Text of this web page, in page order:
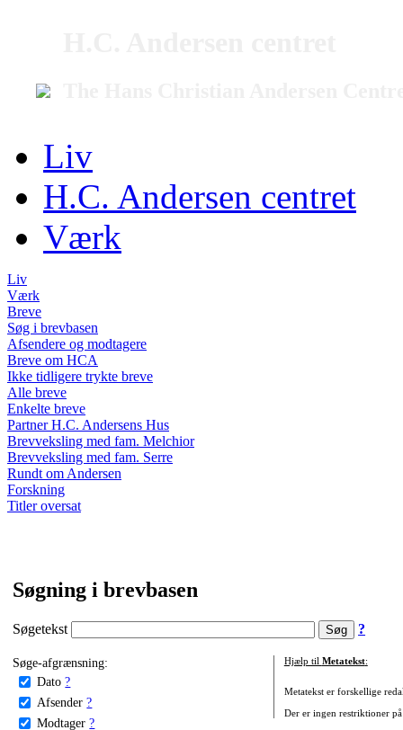
Liv
H.C. Andersen centret
Værk
Liv
Værk
Breve
Søg i brevbasen
Afsendere og modtagere
Breve om HCA
Ikke tidligere trykte breve
Alle breve
Enkelte breve
Partner H.C. Andersens Hus
Brevveksling med fam. Melchior
Brevveksling med fam. Serre
Rundt om Andersen
Forskning
Titler oversat
Søgning i brevbasen
Søgetekst ?
Søge-afgrænsning:
Dato ?
Afsender ?
Modtager ?
Hjælp til Metatekst:
Metatekst er forskellige
Der er ingen restriktioner